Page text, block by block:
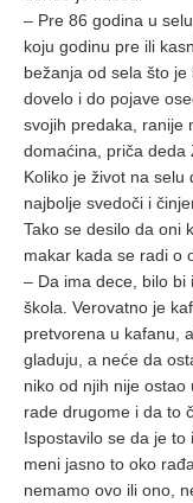
– Pre 86 godina u
koju godinu pre ili
bežanja od sela što
dovelo i do pojave
svojih predaka, ranije
domaćina, priča deda
Koliko je život na selu
najbolje svedoči i
Tako se desilo da oni
makar kada se radi o
– Da ima dece, bilo bi
škola. Verovatno je
pretvorena u kafanu,
gladuju, a neće da
niko od njih nije ostao
rade drugome i da to
Ispostavilo se da je
meni jasno to oko
nemamo ovo ili ono,